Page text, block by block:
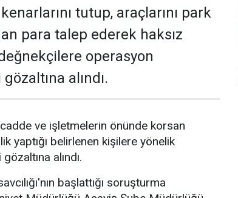
tutup, araçlarını park
para talep ederek haksız
operasyon
alındı.
ve işletmelerin önünde korsan
yaptığı belirlenen kişilere yönelik
alındı.
başlattığı soruşturma